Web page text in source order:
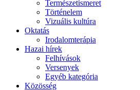
Természetismeret
Történelem
Vizuális kultúra
Oktatás
Irodalomterápia
Hazai hírek
Felhívások
Versenyek
Egyéb kategória
Közösség